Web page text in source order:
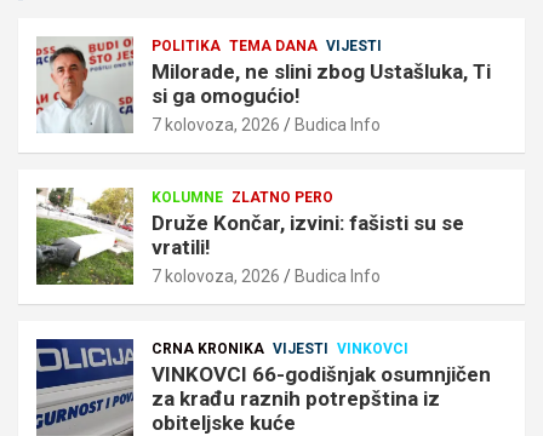
POLITIKA TEMA DANA VIJESTI
Milorade, ne slini zbog Ustašluka, Ti
si ga omogućio!
7 kolovoza, 2026 Budica Info
KOLUMNE ZLATNO PERO
Druže Končar, izvini: fašisti su se
vratili!
7 kolovoza, 2026 Budica Info
CRNA KRONIKA VIJESTI VINKOVCI
VINKOVCI 66-godišnjak osumnjičen
za krađu raznih potrepština iz
obiteljske kuće